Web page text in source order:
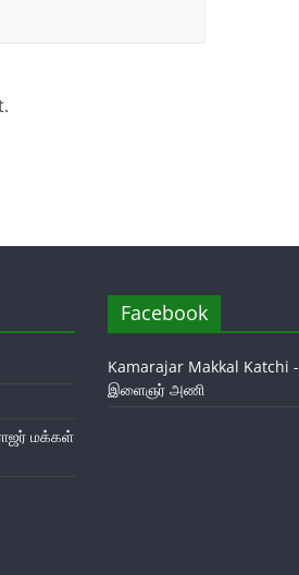
மக்கள்
Facebook
Kamarajar Makkal Katchi -
இளைஞர் அணி